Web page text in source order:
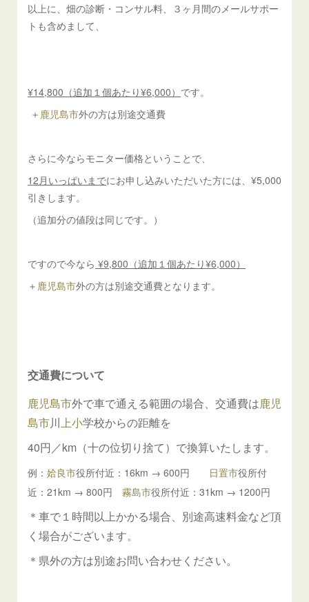
以上に、畑の診断・コンサル料、３ヶ月間のメールサポー
トも含めまして、
¥14,800（追加１個あたり¥6,000） です。
＋ 鹿児島市外の方は別途交通費
さらに今ならモニター価格ということで、
12月いっぱいまでにお申し込みいただいた方には、¥5,000
引きします。
（追加分の値段は同じです。）
ですので今なら ¥9,800（追加１個あたり¥6,000）
＋ 鹿児島市外の方は別途交通費となります。
交通費について
鹿児島市外で車で通える範囲の場合、交通費は鹿児
島市川上小学校からの距離を
40円／km（十の位切り捨て）で換算いたします。
例：姶良市役所付近：16km → 600円 日置市役所付
近：21km → 800円霧島市役所付近：31km → 1200円
＊車で１時間以上かかる場合、別途高速料金など頂
く場合がございます。
＊県外の方は別途お問い合わせください。